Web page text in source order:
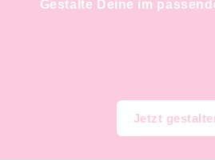
Gestalte Deine im
Jetzt